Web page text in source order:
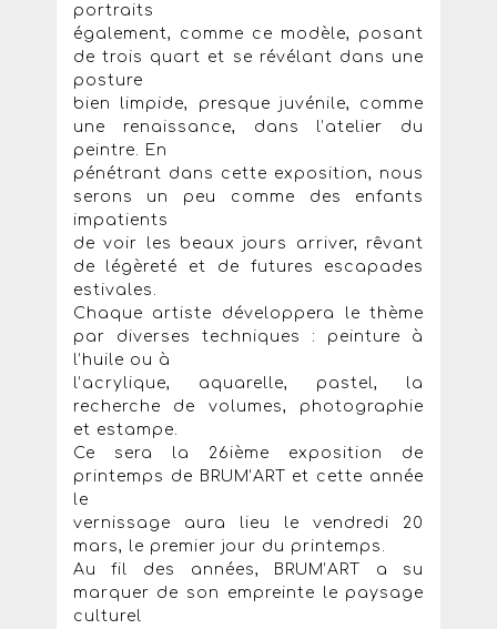
portraits
également, comme ce modèle, posant
de trois quart et se révélant dans une
posture
bien limpide, presque juvénile, comme
une renaissance, dans l’atelier du
peintre. En
pénétrant dans cette exposition, nous
serons un peu comme des enfants
impatients
de voir les beaux jours arriver, rêvant
de légèreté et de futures escapades
estivales.
Chaque artiste développera le thème
par diverses techniques : peinture à
l’huile ou à
l’acrylique, aquarelle, pastel, la
recherche de volumes, photographie
et estampe.
Ce sera la 26ième exposition de
printemps de BRUM’ART et cette année
le
vernissage aura lieu le vendredi 20
mars, le premier jour du printemps.
Au fil des années, BRUM’ART a su
marquer de son empreinte le paysage
culturel